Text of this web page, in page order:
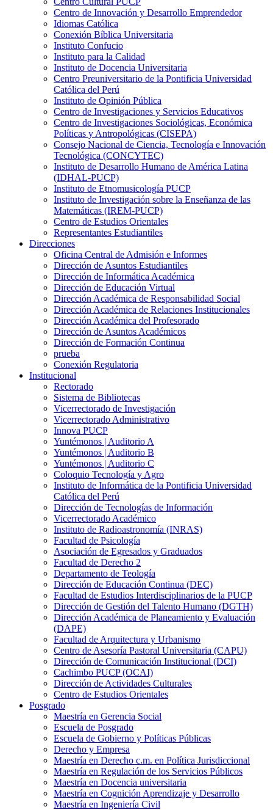
Centro de Innovación y Desarrollo Emprendedor
Idiomas Católica
Conexión Bíblica Universitaria
Instituto Confucio
Instituto para la Calidad
Instituto de Docencia Universitaria
Centro Preuniversitario de la Pontificia Universidad
Católica del Perú
Instituto de Opinión Pública
Centro de Investigaciones y Servicios Educativos
Centro de Investigaciones Sociológicas, Económica
Políticas y Antropológicas (CISEPA)
Consejo Nacional de Ciencia, Tecnología e Innovación
Tecnológica (CONCYTEC)
Instituto de Desarrollo Humano de América Latina
(IDHAL-PUCP)
Instituto de Etnomusicología PUCP
Instituto de Investigación sobre la Enseñanza de las
Matemáticas (IREM-PUCP)
Centro de Estudios Orientales
Representantes Estudiantiles
Direcciones
Oficina Central de Admisión e Informes
Dirección de Asuntos Estudiantiles
Dirección de Informática Académica
Dirección de Educación Virtual
Dirección Académica de Responsabilidad Social
Dirección Académica de Relaciones Institucionales
Dirección Académica del Profesorado
Dirección de Asuntos Académicos
Dirección de Formación Continua
prueba
Conexión Regulatoria
Institucional
Rectorado
Sistema de Bibliotecas
Vicerrectorado de Investigación
Vicerrectorado Administrativo
Innova PUCP
Yuntémonos | Auditorio A
Yuntémonos | Auditorio B
Yuntémonos | Auditorio C
Coloquio Tecnología y Agro
Instituto de Informática de la Pontificia Universidad
Católica del Perú
Dirección de Tecnologías de Información
Vicerrectorado Académico
Instituto de Radioastronomía (INRAS)
Facultad de Psicología
Asociación de Egresados y Graduados
Facultad de Derecho 2
Departamento de Teología
Dirección de Educación Continua (DEC)
Facultad de Estudios Interdisciplinarios de la PUCP
Dirección de Gestión del Talento Humano (DGTH)
Dirección Académica de Planeamiento y Evaluación
(DAPE)
Facultad de Arquitectura y Urbanismo
Centro de Asesoría Pastoral Universitaria (CAPU)
Dirección de Comunicación Institucional (DCI)
Cachimbo PUCP (OCAI)
Dirección de Actividades Culturales
Centro de Estudios Orientales
Posgrado
Maestría en Gerencia Social
Escuela de Posgrado
Escuela de Gobierno y Políticas Públicas
Derecho y Empresa
Maestría en Derecho c.m. en Política Jurisdiccional
Maestría en Regulación de los Servicios Públicos
Maestría en Docencia universitaria
Maestría en Cognición Aprendizaje y Desarrollo
Maestría en Ingeniería Civil